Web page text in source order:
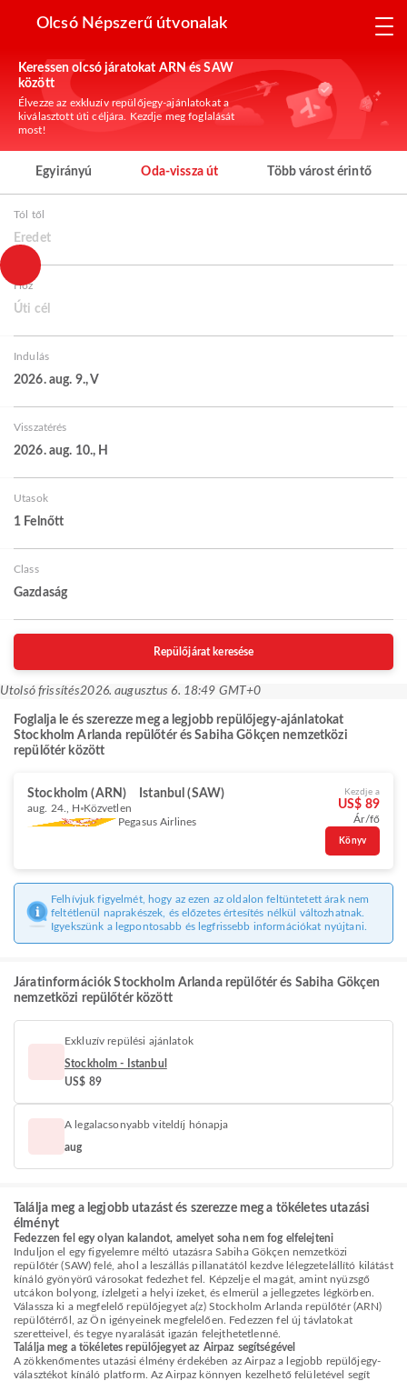
Olcsó Népszerű útvonalak
Keressen olcsó járatokat ARN és SAW
között
Élvezze az exkluzív repülőjegy-ajánlatokat a
kiválasztott úti céljára. Kezdje meg foglalását
most!
Egyirányú Oda-vissza út Több várost érintő
Tól től
Eredet
Hoz
Úti cél
Indulás
2026. aug. 9., V
Visszatérés
2026. aug. 10., H
Utasok
1 Felnőtt
Class
Gazdaság
Repülőjárat keresése
Utolsó frissítés2026. augusztus 6. 18:49 GMT+0
Foglalja le és szerezze meg a legjobb repülőjegy-ajánlatokat
Stockholm Arlanda repülőtér és Sabiha Gökçen nemzetközi
repülőtér között
Stockholm (ARN) Istanbul (SAW)
aug. 24., H Közvetlen
Pegasus Airlines
Kezdje a
US$ 89
Ár/fő
Könyv
Felhívjuk figyelmét, hogy az ezen az oldalon feltüntetett árak nem
feltétlenül naprakészek, és előzetes értesítés nélkül változhatnak.
Igyekszünk a legpontosabb és legfrissebb információkat nyújtani.
Járatinformációk Stockholm Arlanda repülőtér és Sabiha Gökçen
nemzetközi repülőtér között
Exkluzív repülési ajánlatok
Stockholm - Istanbul
US$ 89
A legalacsonyabb viteldíj hónapja
aug
Találja meg a legjobb utazást és szerezze meg a tökéletes utazási
élményt
Fedezzen fel egy olyan kalandot, amelyet soha nem fog elfelejteni
Induljon el egy figyelemre méltó utazásra Sabiha Gökçen nemzetközi
repülőtér (SAW) felé, ahol a leszállás pillanatától kezdve lélegzetelállító kilátást
kínáló gyönyörű városokat fedezhet fel. Képzelje el magát, amint nyüzsgő
utcákon bolyong, ízlelgeti a helyi ízeket, és elmerül a jellegzetes légkörben.
Válassza ki a megfelelő repülőjegyet a(z) Stockholm Arlanda repülőtér (ARN)
repülőtérről, az Ön igényeinek megfelelően. Fedezzen fel új távlatokat
szeretteivel, és tegye nyaralását igazán felejthetetlenné.
Találja meg a tökéletes repülőjegyet az Airpaz segítségével
A zökkenőmentes utazási élmény érdekében az Airpaz a legjobb repülőjegy-
választékot kínáló platform. Az Airpaz könnyen kezelhető felületével segít